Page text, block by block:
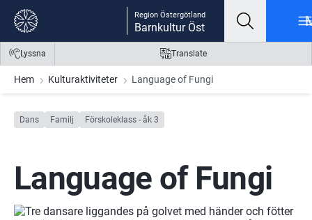
Gå till innehåll
Gå till meny
Gå till sidfot Region Östergötland
Barnkultur Öst
Lyssna Translate
Hem Kulturaktiviteter Language of Fungi
Dans Familj Förskoleklass - åk 3
Language of Fungi